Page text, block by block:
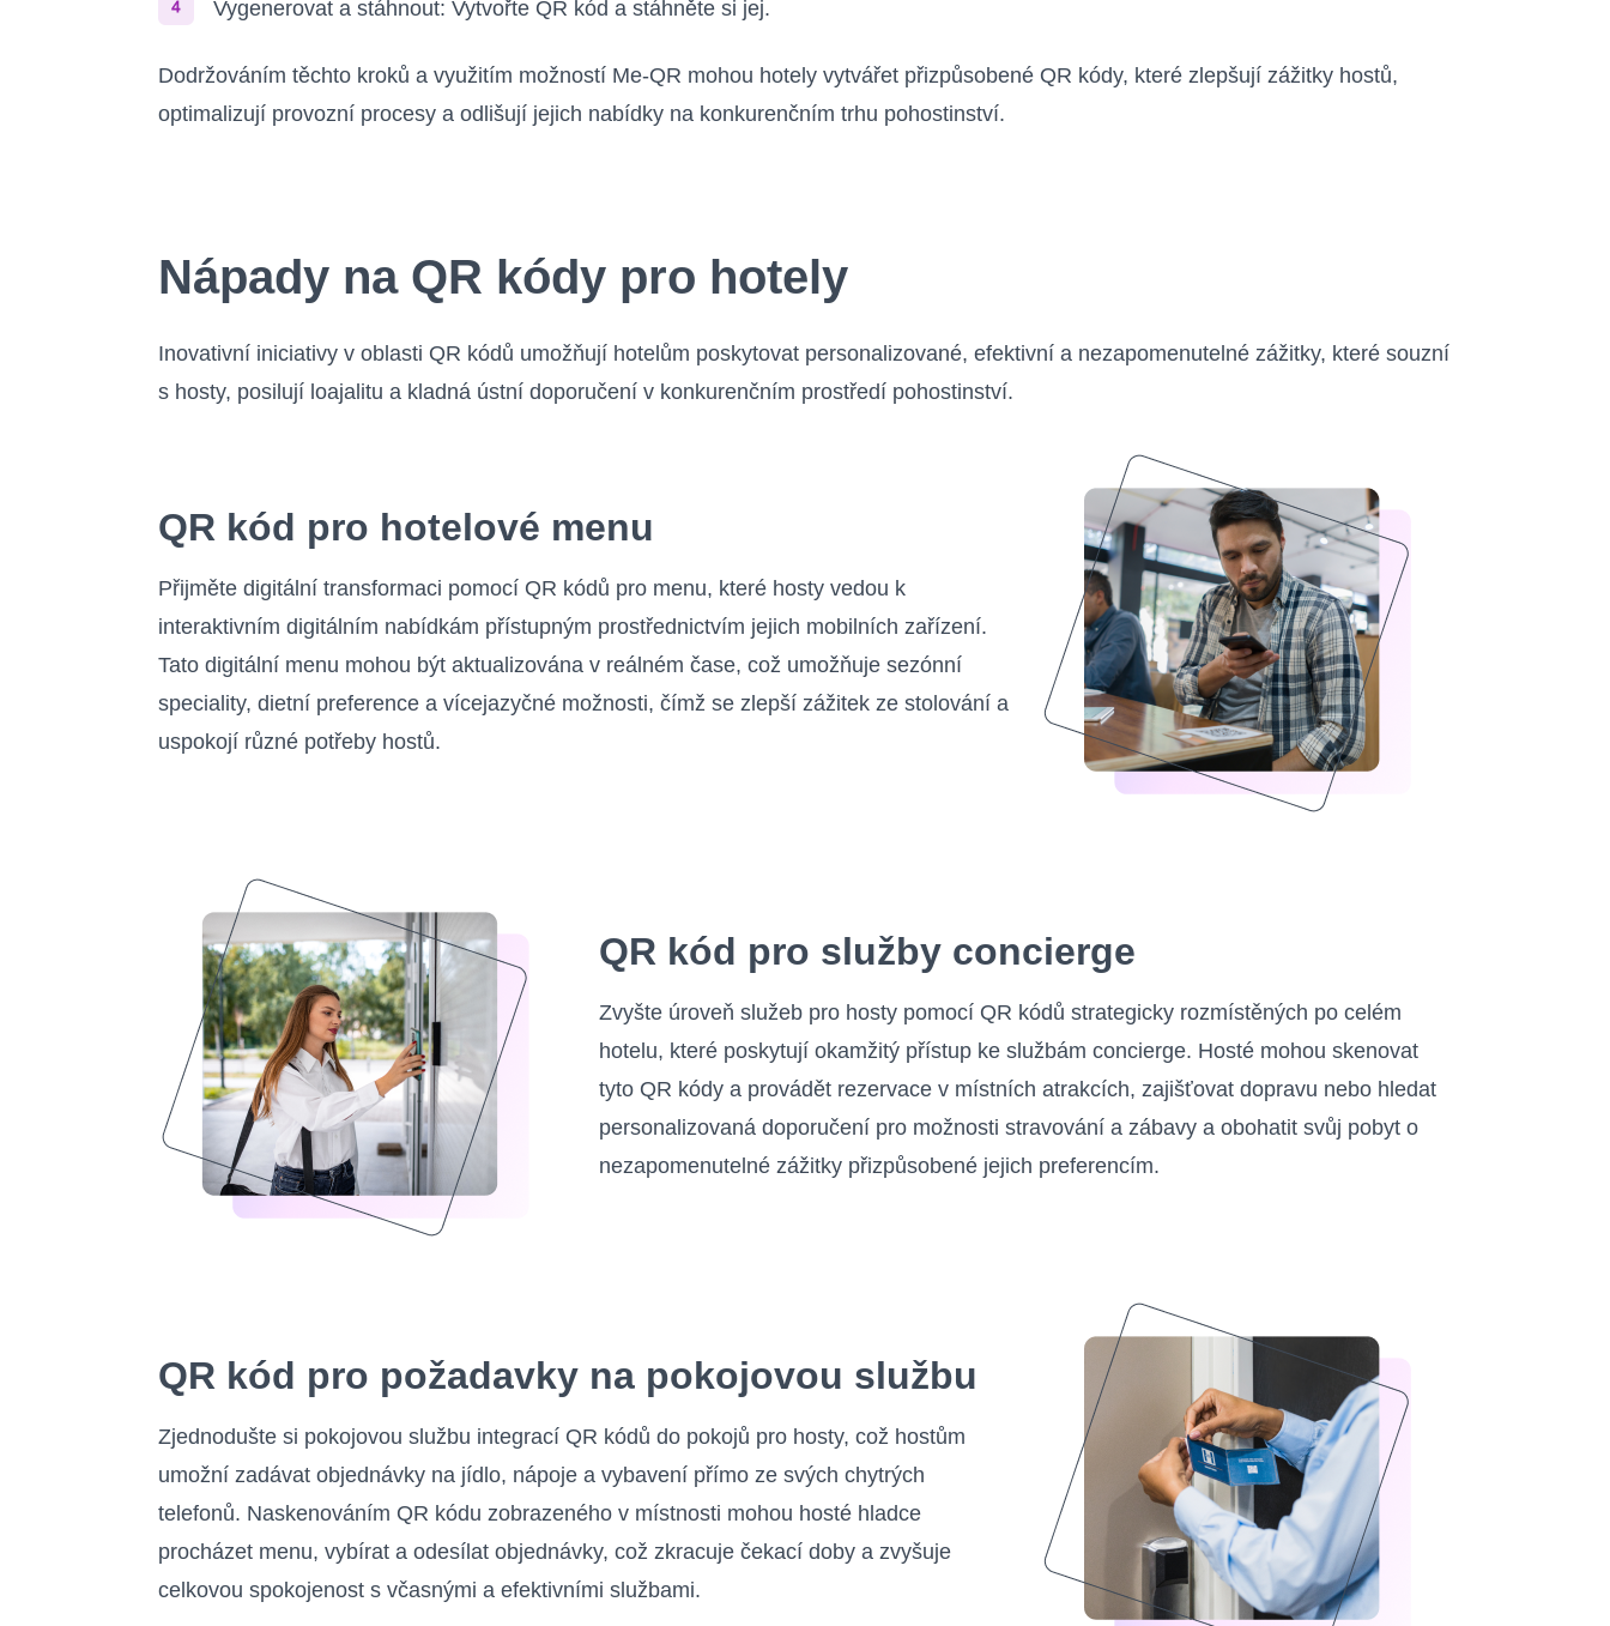
Vygenerovat a stáhnout: Vytvořte QR kód a stáhněte si jej.
Dodržováním těchto kroků a využitím možností Me-QR mohou hotely vytvářet přizpůsobené QR kódy, které zlepšují zážitky hostů,
optimalizují provozní procesy a odlišují jejich nabídky na konkurenčním trhu pohostinství.
Nápady na QR kódy pro hotely
Inovativní iniciativy v oblasti QR kódů umožňují hotelům poskytovat personalizované, efektivní a nezapomenutelné zážitky, které souzní
s hosty, posilují loajalitu a kladná ústní doporučení v konkurenčním prostředí pohostinství.
QR kód pro hotelové menu
Přijměte digitální transformaci pomocí QR kódů pro menu, které hosty vedou k
interaktivním digitálním nabídkám přístupným prostřednictvím jejich mobilních zařízení.
Tato digitální menu mohou být aktualizována v reálném čase, což umožňuje sezónní
speciality, dietní preference a vícejazyčné možnosti, čímž se zlepší zážitek ze stolování a
uspokojí různé potřeby hostů.
QR kód pro služby concierge
Zvyšte úroveň služeb pro hosty pomocí QR kódů strategicky rozmístěných po celém
hotelu, které poskytují okamžitý přístup ke službám concierge. Hosté mohou skenovat
tyto QR kódy a provádět rezervace v místních atrakcích, zajišťovat dopravu nebo hledat
personalizovaná doporučení pro možnosti stravování a zábavy a obohatit svůj pobyt o
nezapomenutelné zážitky přizpůsobené jejich preferencím.
QR kód pro požadavky na pokojovou službu
Zjednodušte si pokojovou službu integrací QR kódů do pokojů pro hosty, což hostům
umožní zadávat objednávky na jídlo, nápoje a vybavení přímo ze svých chytrých
telefonů. Naskenováním QR kódu zobrazeného v místnosti mohou hosté hladce
procházet menu, vybírat a odesílat objednávky, což zkracuje čekací doby a zvyšuje
celkovou spokojenost s včasnými a efektivními službami.